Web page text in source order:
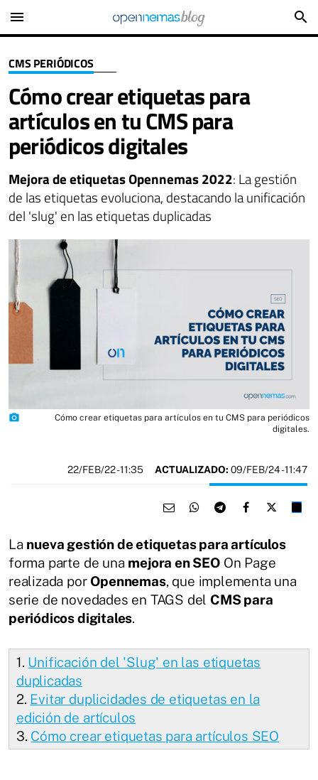
menu search
CMS PERIÓDICOS
Cómo crear etiquetas para
artículos en tu CMS para
periódicos digitales
Mejora de etiquetas Opennemas 2022: La gestión
de las etiquetas evoluciona, destacando la unificación
del 'slug' en las etiquetas duplicadas
photo_camera
Cómo crear etiquetas para artículos en tu CMS para periódicos
digitales.
22/FEB/22- 11:35 ACTUALIZADO: 09/FEB/24 - 11:47
La nueva gestión de etiquetas para artículos
forma parte de una mejora en SEOOn Page
realizada por Opennemas, que implementa una
serie de novedades en TAGS del CMS para
periódicos digitales.
1. Unificación del 'Slug' en las etiquetas
duplicadas
2. Evitar duplicidades de etiquetas en la
edición de artículos
3. Cómo crear etiquetas para artículos SEO